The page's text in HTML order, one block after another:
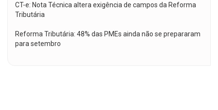
CT-e: Nota Técnica altera exigência de campos da Reforma
Tributária
Reforma Tributária: 48% das PMEs ainda não se prepararam
para setembro